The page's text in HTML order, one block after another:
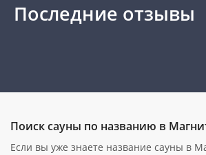
Последние отзывы
Поиск сауны по названию в
Если вы уже знаете название сауны в